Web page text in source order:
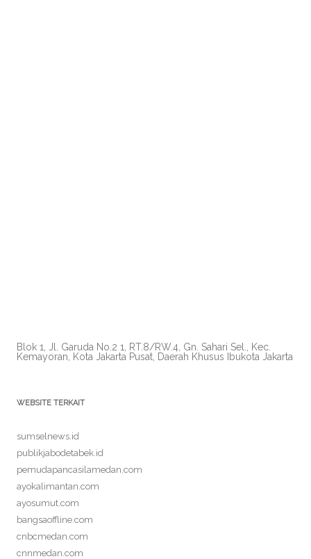
Blok 1, Jl. Garuda No.2 1, RT.8/RW.4, Gn. Sahari Sel., Kec.
Kemayoran, Kota Jakarta Pusat, Daerah Khusus Ibukota Jakarta
WEBSITE TERKAIT
sumselnews.id
publikjabodetabek.id
pemudapancasilamedan.com
ayokalimantan.com
ayosumut.com
bangsaoffline.com
cnbcmedan.com
cnnmedan.com